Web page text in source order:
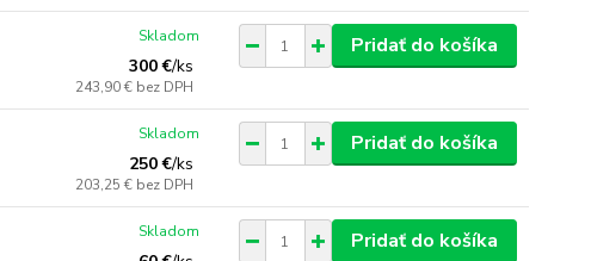
300 €/ks
243,90 € bez DPH
Skladom Pridať do košíka
250 €/ks
203,25 € bez DPH
Skladom Pridať do košíka
Skladom Pridať do košíka